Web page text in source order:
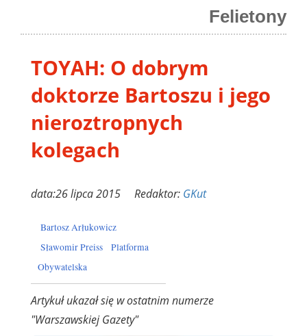
Felietony
TOYAH: O dobrym
doktorze Bartoszu i jego
nieroztropnych
kolegach
data:26 lipca 2015 Redaktor: GKut
Bartosz Arłukowicz
Sławomir Preiss
Platforma
Obywatelska
Artykuł ukazał się w ostatnim numerze
"Warszawskiej Gazety"